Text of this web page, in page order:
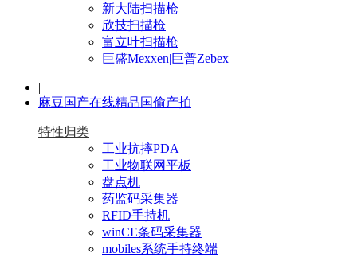
新大陆扫描枪
欣技扫描枪
富立叶扫描枪
巨盛Mexxen|巨普Zebex
|
麻豆国产在线精品国偷产拍
特性归类
工业抗摔PDA
工业物联网平板
盘点机
药监码采集器
RFID手持机
winCE条码采集器
mobiles系统手持终端